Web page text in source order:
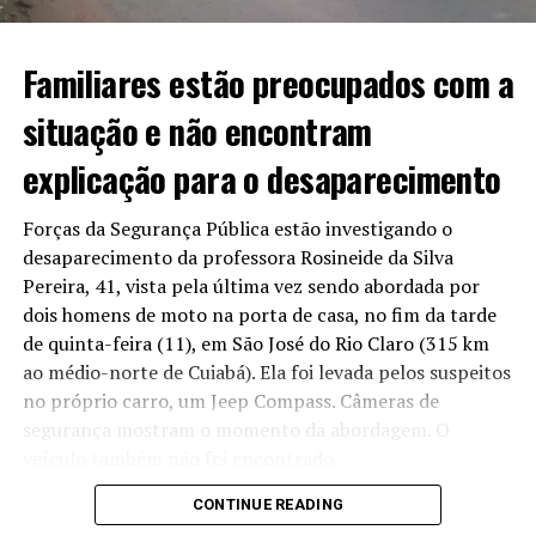
até agosto, para finalizar o trecho que foi aberto na
Em caso de não cumprimento, seria aplicada uma multa
de R$ 54 milhões. O que não aconteceu até o momento.
Acusados de omissão
Para o presidente da Assembleia, o atraso da entrega
não pode ser tolerado e exige que o contrato seja
cumprido e que providências mais duras, como multa,
sejam aplicadas. Para ele, a falta de aplicação pode ser
tratada como “omissão” política por parte dos
“Infelizmente, tem empresas que ganham licitação e
não têm capacidade de fazer aquilo que se propõe fazer
Familiares estão preocupados com a
situação e não encontram
explicação para o desaparecimento
Forças da Segurança Pública estão investigando o
desaparecimento da professora Rosineide da Silva
Pereira, 41, vista pela última vez sendo abordada por
dois homens de moto na porta de casa, no fim da tarde
de quinta-feira (11), em São José do Rio Claro (315 km
ao médio-norte de Cuiabá). Ela foi levada pelos suspeitos
no próprio carro, um Jeep Compass. Câmeras de
segurança mostram o momento da abordagem. O
Reportagem apurou que amigos da professora,
CONTINUE READING